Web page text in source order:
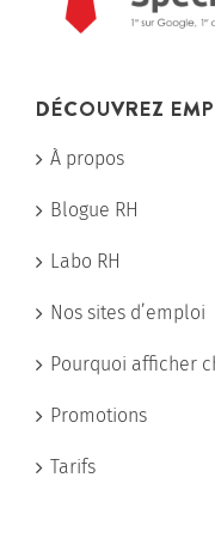
DÉCOUVREZ
À propos
Blogue RH
Labo RH
Nos sites d’emploi
Pourquoi afficher
Promotions
Tarifs